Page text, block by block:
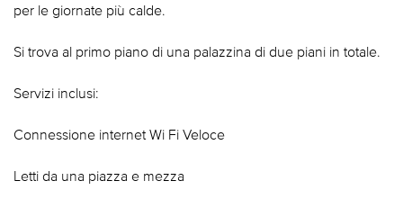
per le giornate più calde.
Si trova al primo piano di una palazzina di due piani in totale.
Servizi inclusi:
Connessione internet Wi Fi Veloce
Letti da una piazza e mezza